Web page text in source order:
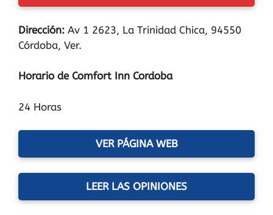
Dirección: Av 1 2623, La Trinidad Chica, 94550
Córdoba, Ver.
Horario de Comfort Inn Cordoba
24 Horas
VER PÁGINA WEB
LEER LAS OPINIONES